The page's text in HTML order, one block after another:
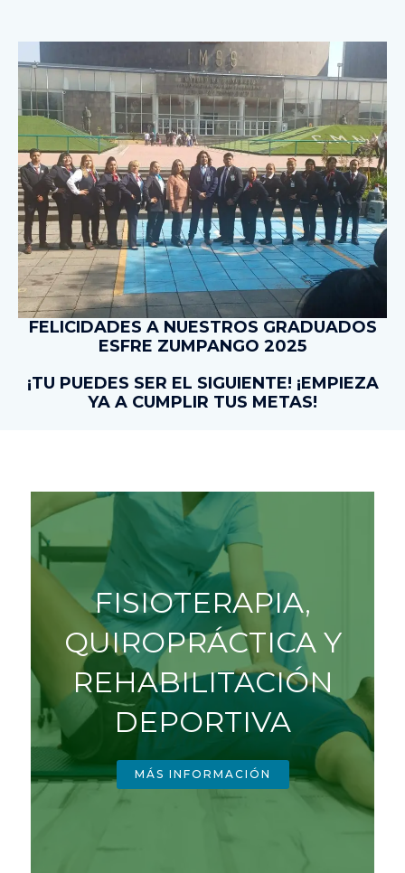
FELICIDADES A NUESTROS GRADUADOS
ESFRE ZUMPANGO 2025
¡TU PUEDES SER EL SIGUIENTE! ¡EMPIEZA
YA A CUMPLIR TUS METAS!
FISIOTERAPIA,
QUIROPRÁCTICA Y
REHABILITACIÓN
DEPORTIVA
MÁS INFORMACIÓN